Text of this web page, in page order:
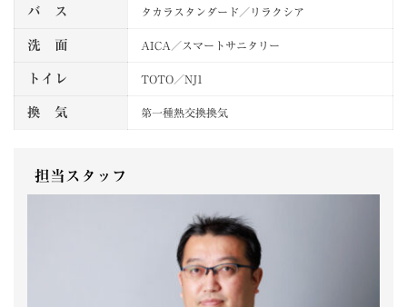
バ ス タカラスタンダード／リラクシア
洗 面 AICA／スマートサニタリー
トイレ TOTO／NJ1
換 気 第一種熱交換換気
担当スタッフ